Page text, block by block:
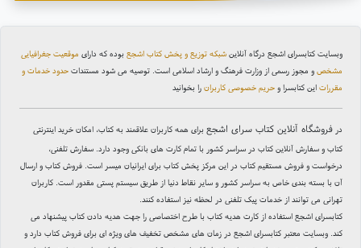
وبسایت کتابسرای اشجع درگاه آنلاینشبکه توزیع و پخش کتاب اشجع بوده که دارای موقعیت جغرافیایی
مشخص و مجوز رسمی از وزارت فرهنگ و ارشاد اسلامی است. توصیه می شود مستنداتحدود خدمات و
مقررات این کتابسرا وحریم خصوصی کاربرانرا بخوانید
درفروشگاه آنلاین کتاب سرای اشجع برای همه کاربران علاقمند به کتاب، امکان خرید اینترنتی
کتاب و سفارش آنلاین کتاب در سراسر کشور با تمام کارت های بانکی وجود دارد. سفارش تلفنی،
درخواست و فروش مستقیم کتاب در این مرکز پخش کتاب برای ایرانیان میسر است. فروش کتاب و ارسال
آن با بسته بندی خاص به سراسر کشور و سایر نقاط دنیا از طریق سیستم پستی مقدور است. کاربران
تهرانی می توانند از خدمات پیک تلفنی در لحظه نیز استفاده کنند.
کتابسرای اشجع استفاده از کارت هدیه کتاب با طرح اختصاصی را جهت هدیه دادن کتاب پیشنهاد می
کند. وبسایت معتبر کتابسرای اشجع در زمان های مشخص تخفیف های ویژه ای برای فروش کتاب دارد و